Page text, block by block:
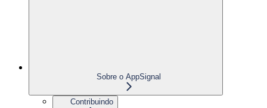
Sobre o AppSignal
Contribuindo